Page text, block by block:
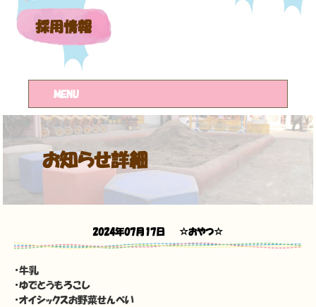
採用情報
MENU
お知らせ詳細
2024年07月17日 ☆おやつ☆
・牛乳
・ゆでとうもろこし
・オイシックスお野菜せんべい